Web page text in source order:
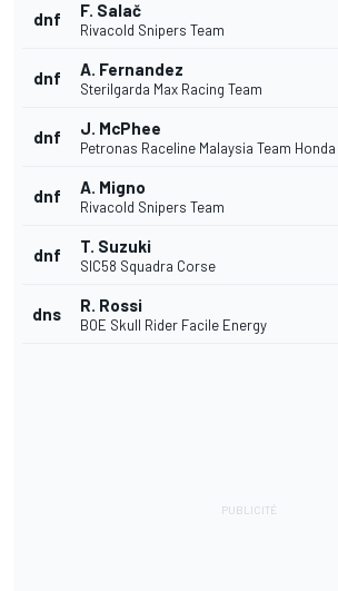
dnf F. Salač
Rivacold Snipers Team
dnf A. Fernandez
Sterilgarda Max Racing Team
dnf J. McPhee
Petronas Raceline Malaysia Team Honda
dnf A. Migno
Rivacold Snipers Team
dnf T. Suzuki
SIC58 Squadra Corse
dns R. Rossi
BOE Skull Rider Facile Energy